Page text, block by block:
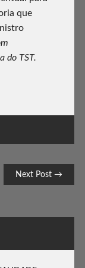
que
do TST.
Next Post →